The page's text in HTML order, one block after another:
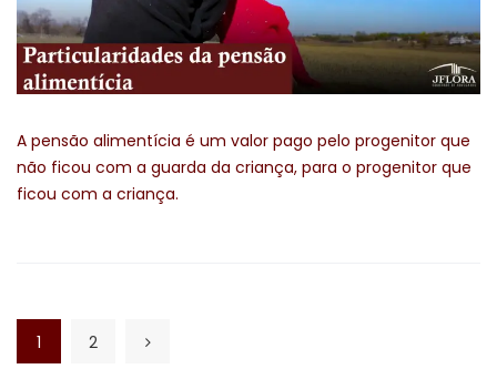
A pensão alimentícia é um valor pago pelo progenitor que
não ficou com a guarda da criança, para o progenitor que
ficou com a criança.
1 2